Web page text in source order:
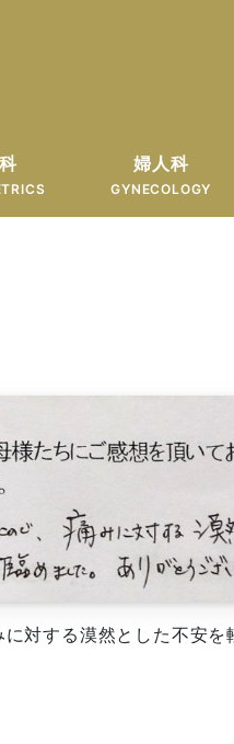
婦人科
GYNECOLOGY
対する漠然とした不安を